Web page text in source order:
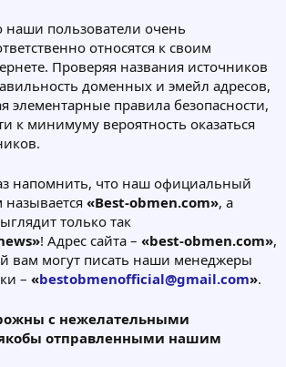
пользователи очень
относятся к своим
Проверяя названия источников
доменных и эмейл адресов,
элементарные правила безопасности,
к минимуму вероятность оказаться
напомнить, что наш официальный
называется «Best-obmen.com», а
только так
! Адрес сайта – «best-obmen.com»,
вам могут писать наши менеджеры
– «bestobmenofficial@gmail.com».
с нежелательными
отправленными нашим